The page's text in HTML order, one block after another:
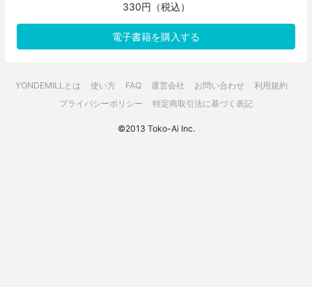
330円（税込）
電子書籍を購入する
YONDEMILLとは 使い方 FAQ 運営会社 お問い合わせ
利用規約
プライバシーポリシー
特定商取引法に基づく表記
©2013 Toko-Ai Inc.